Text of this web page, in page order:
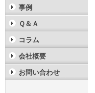
事例
Ｑ＆Ａ
コラム
会社概要
お問い合わせ